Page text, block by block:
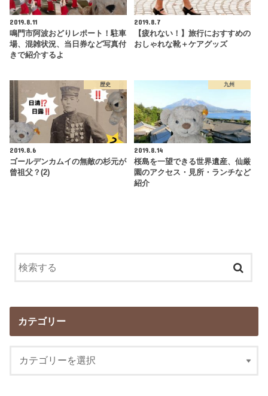
2019.8.11
鳴門市阿波おどりレポート！駐車
場、混雑状況、当日券など写真付
きで紹介するよ
2019.8.7
【疲れない！】旅行におすすめの
おしゃれな靴＋ケアグッズ
歴史
2019.8.6
ゴールデンカムイの無敵の杉元が
曾祖父？(2)
九州
2019.8.14
桜島を一望できる世界遺産、仙厳
園のアクセス・見所・ランチなど
紹介
カテゴリー